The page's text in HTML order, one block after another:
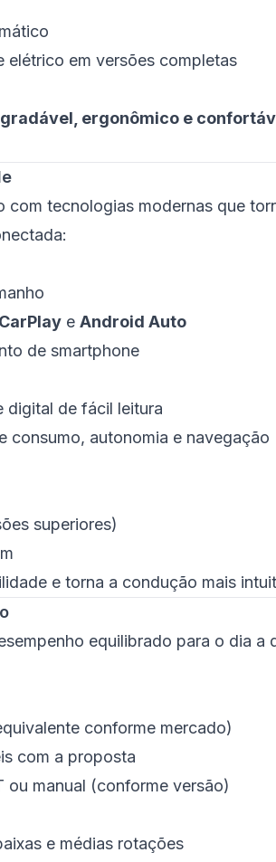
elétrico em versões completas
ergonômico e
com tecnologias modernas que
e Android Auto
de smartphone
digital de fácil leitura
consumo, autonomia e navegação
superiores)
e torna a condução mais
equilibrado para o dia a
conforme mercado)
com a proposta
ou manual (conforme versão)
e médias rotações